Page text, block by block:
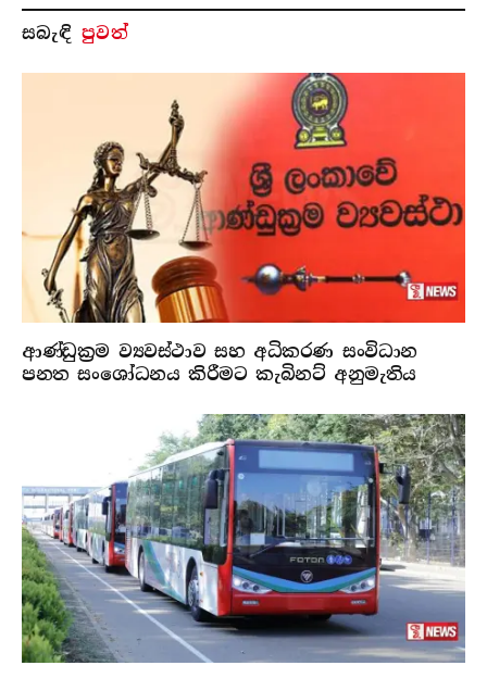
සබැ​ඳි පුවත්
ආණ්ඩුක්‍රම ව්‍යවස්ථාව සහ අධිකරණ සංවිධාන
පනත සංශෝධනය කිරීමට කැබිනට් අනුමැතිය